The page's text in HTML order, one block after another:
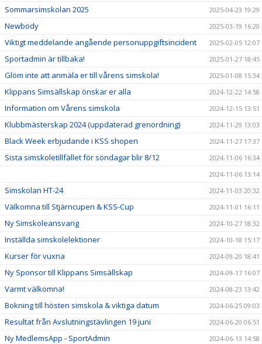
Sommarsimskolan 2025 2025-04-23 19:29
Newbody 2025-03-19 16:20
Viktigt meddelande angående personuppgiftsincident 2025-02-05 12:07
Sportadmin är tillbaka! 2025-01-27 18:45
Glöm inte att anmäla er till vårens simskola! 2025-01-08 15:34
Klippans Simsällskap önskar er alla 2024-12-22 14:58
Information om Vårens simskola 2024-12-15 13:51
Klubbmästerskap 2024 (uppdaterad grenordning) 2024-11-29 13:03
Black Week erbjudande i KSS shopen 2024-11-27 17:37
Sista simskoletillfället för söndagar blir 8/12
2024-11-06 16:34
2024-11-06 13:14
Simskolan HT-24 2024-11-03 20:32
Välkomna till Stjärncupen & KSS-Cup 2024-11-01 16:11
Ny Simskoleansvarig 2024-10-27 18:32
Inställda simskolelektioner 2024-10-18 15:17
Kurser för vuxna 2024-09-20 18:41
Ny Sponsor till Klippans Simsällskap 2024-09-17 16:07
Varmt välkomna! 2024-08-23 13:42
Bokning till hösten simskola & viktiga datum 2024-06-25 09:03
Resultat från Avslutningstävlingen 19 juni 2024-06-20 06:51
Ny MedlemsApp - SportAdmin 2024-06-13 14:58